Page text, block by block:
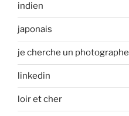
indien
japonais
je cherche un photographe
linkedin
loir et cher